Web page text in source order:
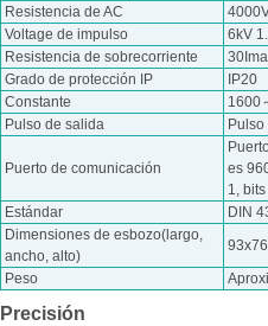
Resistencia de AC
Voltage de impulso
6kV
Resistencia de sobrecorriente
Grado de protección IP
IP20
Constante
1600
Pulso de salida
Puerto de comunicación
es
1,
Estándar
DIN
Dimensiones de esbozo(largo,
ancho, alto)
Peso
Precisión